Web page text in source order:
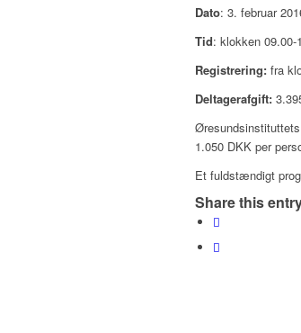
Dato: 3. februar
Tid: klokken 09.00-
Registrering: fra
Deltagerafgift:
1.050 DKK per
Et fuldstændigt
Share this